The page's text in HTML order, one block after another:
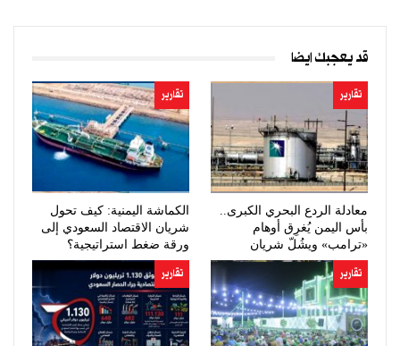
قد يعجبك ايضا
تقارير
معادلة الردع البحري الكبرى..
بأس اليمن يُغرِق أوهام
«ترامب» ويشُلّ شريان
النفط…
تقارير
الكماشة اليمنية: كيف تحول
شريان الاقتصاد السعودي إلى
ورقة ضغط استراتيجية؟
تقارير تقارير